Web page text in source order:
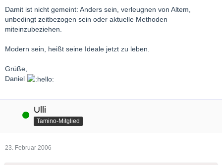
Damit ist nicht gemeint: Anders sein, verleugnen von Altem,
unbedingt zeitbezogen sein oder aktuelle Methoden
miteinzubeziehen.
Modern sein, heißt seine Ideale jetzt zu leben.
Grüße,
Daniel
Online Ulli
Tamino-Mitglied
23. Februar 2006